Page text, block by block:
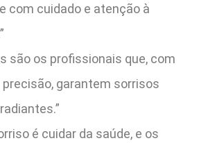
com cuidado e atenção à
são os profissionais que, com
precisão, garantem sorrisos
é cuidar da saúde, e os